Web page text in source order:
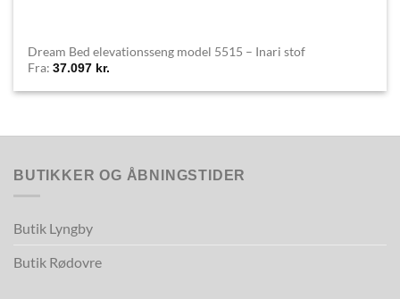
Dream Bed elevationsseng model 5515 – Inari stof
Fra:37.097 kr.
BUTIKKER OG ÅBNINGSTIDER
Butik Lyngby
Butik Rødovre